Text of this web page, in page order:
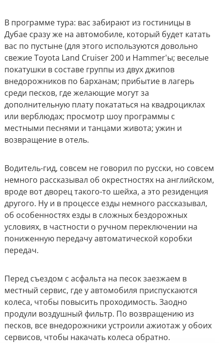
В программе тура: вас забирают из гостиницы в
Дубае сразу же на автомобиле, который будет катать
вас по пустыне (для этого используются довольно
свежие Toyota Land Cruiser 200 и Hammer'ы; веселые
покатушки в составе группы из двух джипов
внедорожников по барханам; прибытие в лагерь
среди песков, где желающие могут за
дополнительную плату покататься на квадроциклах
или верблюдах; просмотр шоу программы с
местными песнями и танцами живота; ужин и
возвращение в отель.
Водитель-гид, совсем не говорил по русски, но совсем
немного рассказывал об окрестностях на английском,
вроде вот дворец такого-то шейха, а это резиденция
другого. Ну и в процессе езды немного рассказывал,
об особенностях езды в сложных бездорожных
условиях, в частности о ручном переключении на
пониженную передачу автоматической коробки
передач.
Перед съездом с асфальта на песок заезжаем в
местный сервис, где у автомобиля приспускаются
колеса, чтобы повысить проходимость. Заодно
продули воздушный фильтр. По возвращению из
песков, все внедорожники устроили ажиотаж у обоих
сервисов, чтобы накачать колеса обратно.